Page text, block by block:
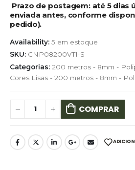
Prazo de postagem: até 5 dias
enviada antes, conforme
pedido).
Availability: 5 em estoque
SKU: CNP08200VTI-S
Categorias: 200 metros - 8mm -
Cores Lisas - 200 metros - 8mm -
COMPRAR